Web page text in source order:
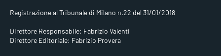
Registrazione al Tribunale di Milano n.22 del 31/01/2018
Direttore Responsabile: Fabrizio Valenti
Direttore Editoriale: Fabrizio Provera